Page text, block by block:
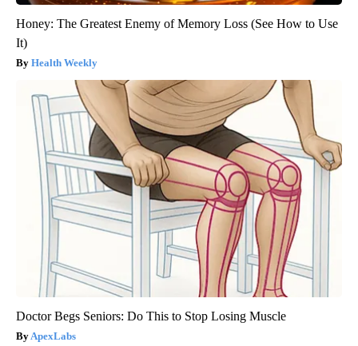
Honey: The Greatest Enemy of Memory Loss (See How to Use
It)
Health Weekly
Doctor Begs Seniors: Do This to Stop Losing Muscle
ApexLabs